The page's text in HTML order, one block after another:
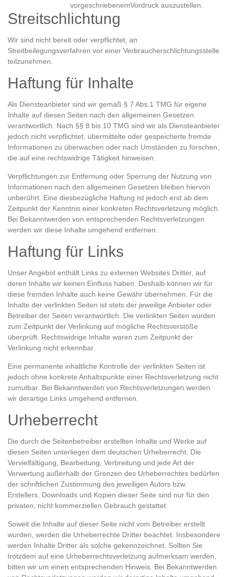
vorgeschriebenemVordruck auszustellen.
Streitschlichtung
Wir sind nicht bereit oder verpflichtet, an
Streitbeilegungsverfahren vor einer Verbraucherschlichtungsstelle
teilzunehmen.
Haftung für Inhalte
Als Diensteanbieter sind wir gemäß § 7 Abs.1 TMG für eigene
Inhalte auf diesen Seiten nach den allgemeinen Gesetzen
verantwortlich. Nach §§ 8 bis 10 TMG sind wir als Diensteanbieter
jedoch nicht verpflichtet, übermittelte oder gespeicherte fremde
Informationen zu überwachen oder nach Umständen zu forschen,
die auf eine rechtswidrige Tätigkeit hinweisen.
Verpflichtungen zur Entfernung oder Sperrung der Nutzung von
Informationen nach den allgemeinen Gesetzen bleiben hiervon
unberührt. Eine diesbezügliche Haftung ist jedoch erst ab dem
Zeitpunkt der Kenntnis einer konkreten Rechtsverletzung möglich.
Bei Bekanntwerden von entsprechenden Rechtsverletzungen
werden wir diese Inhalte umgehend entfernen.
Haftung für Links
Unser Angebot enthält Links zu externen Websites Dritter, auf
deren Inhalte wir keinen Einfluss haben. Deshalb können wir für
diese fremden Inhalte auch keine Gewähr übernehmen. Für die
Inhalte der verlinkten Seiten ist stets der jeweilige Anbieter oder
Betreiber der Seiten verantwortlich. Die verlinkten Seiten wurden
zum Zeitpunkt der Verlinkung auf mögliche Rechtsverstöße
überprüft. Rechtswidrige Inhalte waren zum Zeitpunkt der
Verlinkung nicht erkennbar.
Eine permanente inhaltliche Kontrolle der verlinkten Seiten ist
jedoch ohne konkrete Anhaltspunkte einer Rechtsverletzung nicht
zumutbar. Bei Bekanntwerden von Rechtsverletzungen werden
wir derartige Links umgehend entfernen.
Urheberrecht
Die durch die Seitenbetreiber erstellten Inhalte und Werke auf
diesen Seiten unterliegen dem deutschen Urheberrecht. Die
Vervielfältigung, Bearbeitung, Verbreitung und jede Art der
Verwertung außerhalb der Grenzen des Urheberrechtes bedürfen
der schriftlichen Zustimmung des jeweiligen Autors bzw.
Erstellers. Downloads und Kopien dieser Seite sind nur für den
privaten, nicht kommerziellen Gebrauch gestattet.
Soweit die Inhalte auf dieser Seite nicht vom Betreiber erstellt
wurden, werden die Urheberrechte Dritter beachtet. Insbesondere
werden Inhalte Dritter als solche gekennzeichnet. Sollten Sie
trotzdem auf eine Urheberrechtsverletzung aufmerksam werden,
bitten wir um einen entsprechenden Hinweis. Bei Bekanntwerden